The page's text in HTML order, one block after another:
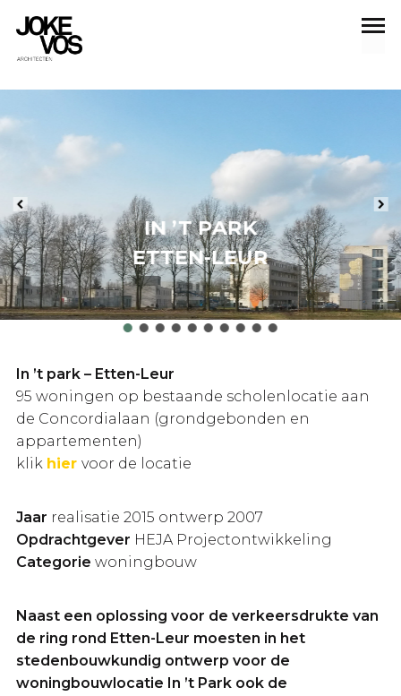
IN ’T PARK
ETTEN-LEUR
In ’t park – Etten-Leur
95 woningen op bestaande scholenlocatie aan
de Concordialaan (grondgebonden en
appartementen)
klik hier voor de locatie
Jaar realisatie 2015 ontwerp 2007
Opdrachtgever HEJA Projectontwikkeling
Categorie woningbouw
Naast een oplossing voor de verkeersdrukte van
de ring rond Etten-Leur moesten in het
stedenbouwkundig ontwerp voor de
woningbouwlocatie In ’t Park ook de